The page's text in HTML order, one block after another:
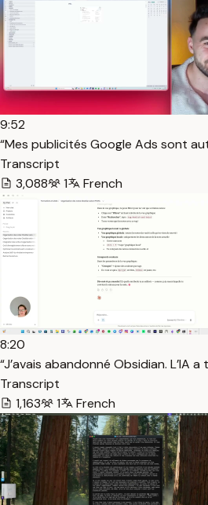
9:52
“Mes publicités Google Ads sont
Transcript
3,088
1 French
8:20
“J’avais abandonné Obsidian. L’IA
Transcript
1,163
1 French